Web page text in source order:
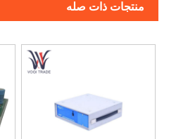
منتجات ذات صله